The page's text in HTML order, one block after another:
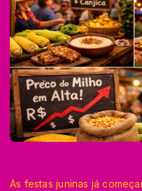
As festas juninas já